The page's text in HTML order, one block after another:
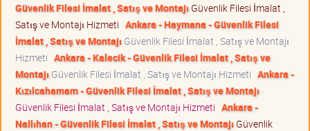
Güvenlik Filesi İmalat , Satış ve Montajı Güvenlik Filesi İmalat ,
Satış ve Montajı Hizmeti Ankara - Haymana - Güvenlik Filesi
İmalat , Satış ve Montajı Güvenlik Filesi İmalat , Satış ve Montajı
Hizmeti Ankara - Kalecik - Güvenlik Filesi İmalat , Satış ve
Montajı Güvenlik Filesi İmalat , Satış ve Montajı Hizmeti Ankara -
Kızılcahamam - Güvenlik Filesi İmalat , Satış ve Montajı
Güvenlik Filesi İmalat , Satış ve Montajı Hizmeti Ankara -
Nallıhan - Güvenlik Filesi İmalat , Satış ve Montajı Güvenlik